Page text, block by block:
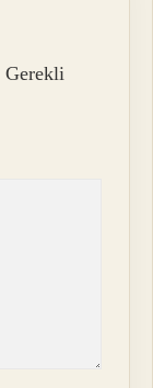
Gerekli